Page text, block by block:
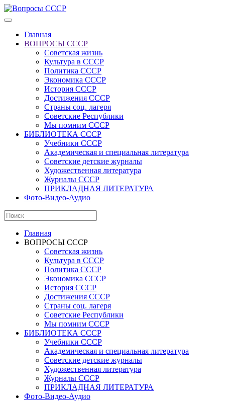
Главная
ВОПРОСЫ СССР
Советская жизнь
Культура в СССР
Политика СССР
Экономика СССР
История СССР
Достижения СССР
Страны соц. лагеря
Советские Республики
Мы помним СССР
БИБЛИОТЕКА СССР
Учебники СССР
Академическая и специальная литература
Советские детские журналы
Художественная литература
Журналы СССР
ПРИКЛАДНАЯ ЛИТЕРАТУРА
Фото-Видео-Аудио
Главная
ВОПРОСЫ СССР
Советская жизнь
Культура в СССР
Политика СССР
Экономика СССР
История СССР
Достижения СССР
Страны соц. лагеря
Советские Республики
Мы помним СССР
БИБЛИОТЕКА СССР
Учебники СССР
Академическая и специальная литература
Советские детские журналы
Художественная литература
Журналы СССР
ПРИКЛАДНАЯ ЛИТЕРАТУРА
Фото-Видео-Аудио